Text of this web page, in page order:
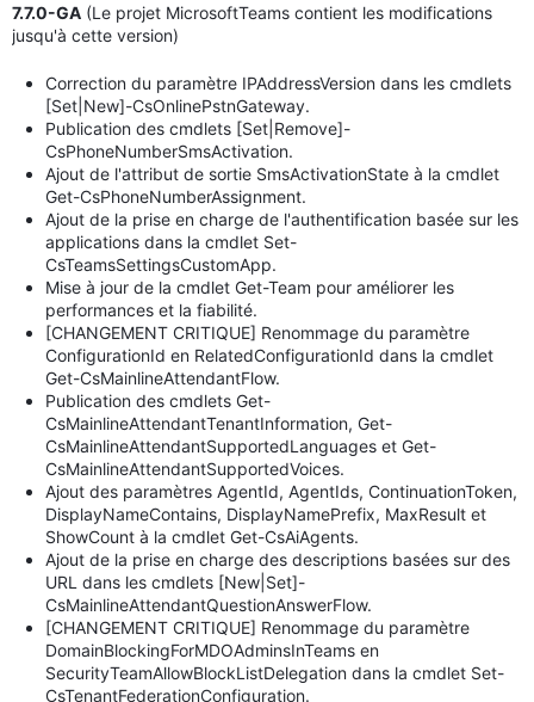
7.7.0-GA (Le projet MicrosoftTeams contient les modifications
jusqu'à cette version)
Correction du paramètre IPAddressVersion dans les cmdlets
[Set|New]-CsOnlinePstnGateway.
Publication des cmdlets [Set|Remove]-
CsPhoneNumberSmsActivation.
Ajout de l'attribut de sortie SmsActivationState à la cmdlet
Get-CsPhoneNumberAssignment.
Ajout de la prise en charge de l'authentification basée sur les
applications dans la cmdlet Set-
CsTeamsSettingsCustomApp.
Mise à jour de la cmdlet Get-Team pour améliorer les
performances et la fiabilité.
[CHANGEMENT CRITIQUE] Renommage du paramètre
ConfigurationId en RelatedConfigurationId dans la cmdlet
Get-CsMainlineAttendantFlow.
Publication des cmdlets Get-
CsMainlineAttendantTenantInformation, Get-
CsMainlineAttendantSupportedLanguages et Get-
CsMainlineAttendantSupportedVoices.
Ajout des paramètres AgentId, AgentIds, ContinuationToken,
DisplayNameContains, DisplayNamePrefix, MaxResult et
ShowCount à la cmdlet Get-CsAiAgents.
Ajout de la prise en charge des descriptions basées sur des
URL dans les cmdlets [New|Set]-
CsMainlineAttendantQuestionAnswerFlow.
[CHANGEMENT CRITIQUE] Renommage du paramètre
DomainBlockingForMDOAdminsInTeams en
SecurityTeamAllowBlockListDelegation dans la cmdlet Set-
CsTenantFederationConfiguration.